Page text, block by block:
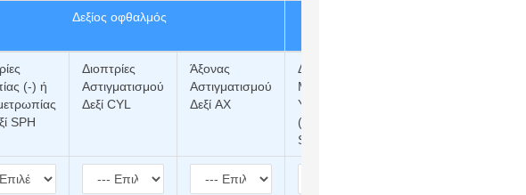
Δεξίος οφθαλμός
(-) ή
SPH
Διοπτρίες
Αστιγματισμού
Δεξί CYL
Άξονας
Αστιγματισμού
Δεξί AX
Διοπτρίες
Μυωπίας (-) ή
Υπερμετρωπίας
(+) Αριστερό
SPH